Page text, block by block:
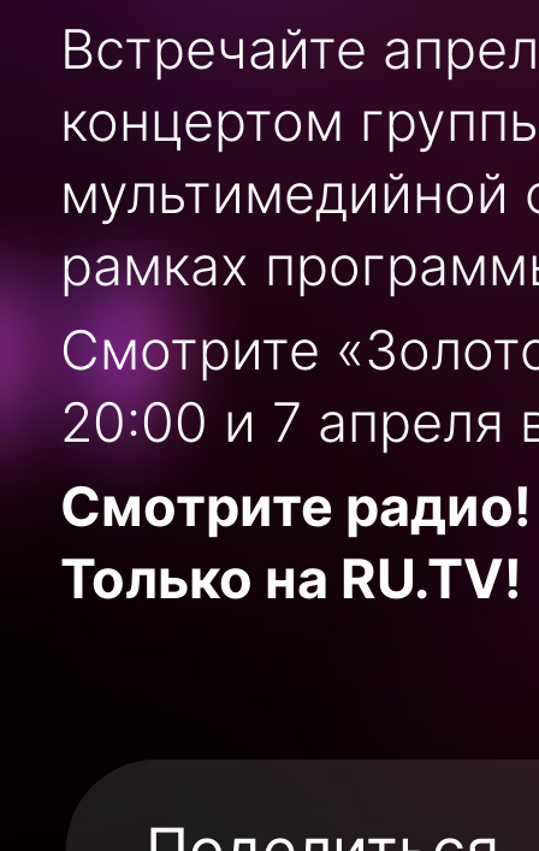
Встречайте
концертом
мультимедийной
рамках
Смотрите
20:00 и 7 апреля
Смотрите
Только на RU.TV!